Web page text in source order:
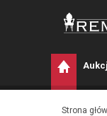
A
Strona